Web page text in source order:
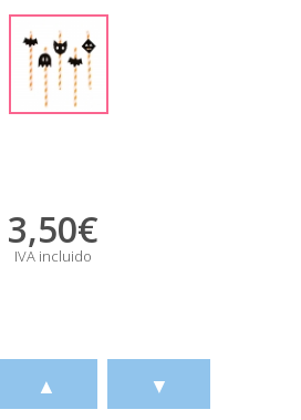
3,50€
IVA incluido
▲ ▼